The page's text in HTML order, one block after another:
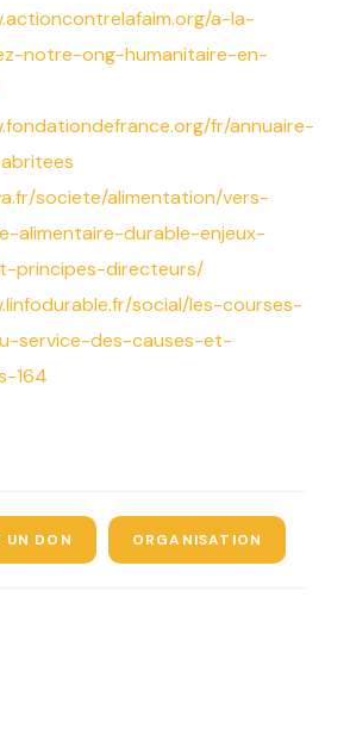
a-la-
notre-ong-humanitaire-en-
fr/annuaire-
societe/alimentation/vers-
alimentaire-durable-enjeux-
principes-directeurs/
social/les-courses-
service-des-causes-et-
164
UN DON ORGANISATION